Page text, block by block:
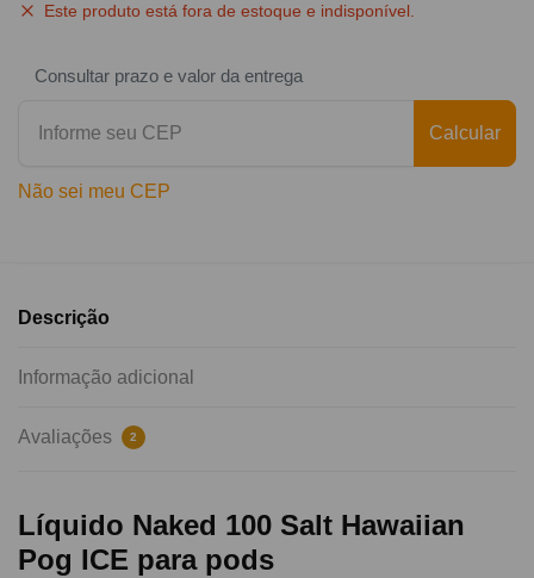
Este produto está fora de estoque e indisponível.
Consultar prazo e valor da entrega
Calcular
Não sei meu CEP
Descrição
Informação adicional
Avaliações 2
Líquido Naked 100 Salt Hawaiian
Pog ICE para pods